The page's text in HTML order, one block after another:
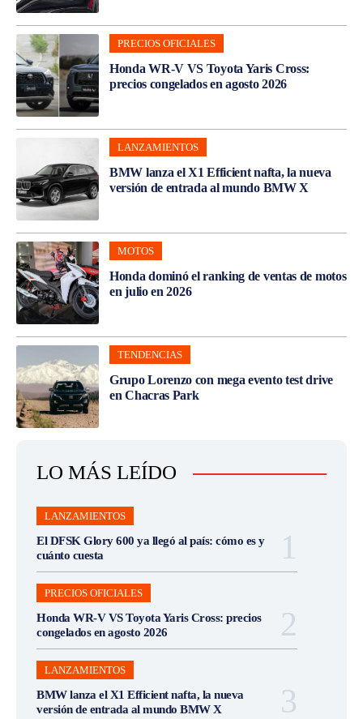
PRECIOS OFICIALES
Honda WR-V VS Toyota Yaris Cross:
precios congelados en agosto 2026
LANZAMIENTOS
BMW lanza el X1 Efficient nafta, la nueva
versión de entrada al mundo BMW X
MOTOS
Honda dominó el ranking de ventas de motos
en julio en 2026
TENDENCIAS
Grupo Lorenzo con mega evento test drive
en Chacras Park
LO MÁS LEÍDO
LANZAMIENTOS
El DFSK Glory 600 ya llegó al país: cómo es y
cuánto cuesta
PRECIOS OFICIALES
Honda WR-V VS Toyota Yaris Cross: precios
congelados en agosto 2026
LANZAMIENTOS
BMW lanza el X1 Efficient nafta, la nueva
versión de entrada al mundo BMW X